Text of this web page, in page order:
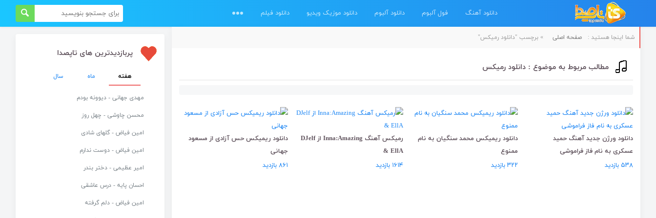
دانلود آهنگ فول آلبوم دانلود آلبوم دانلود موزیک ویدیو دانلود فیلم
شما اینجا هستید : صفحه اصلی » برچسب "دانلود رمیکس"
مطالب مربوط به موضوع : دانلود رمیکس
دانلود ورژن جدید آهنگ حمید
عسکری به نام فاز فراموشی
۵۳۸ بازدید
دانلود ریمیکس محمد سنگیان به نام
ممنوع
۳۲۲ بازدید
رمیکس آهنگ Inna:Amazing از DJelf
& EllA
۱۶۱۴ بازدید
دانلود ریمیکس حس آزادی از مسعود
جهانی
۸۶۱ بازدید
پربازدیدترین های تاپصدا
هفته ماه سال
مهدی جهانی - دیوونه بودم
محسن چاوشی - چهل روز
امین فیاض - گلهای شادی
امین فیاض - دوست ندارم
امیر عظیمی - دختر بندر
احسان پایه - درس عاشقی
امین فیاض - دلم گرفته